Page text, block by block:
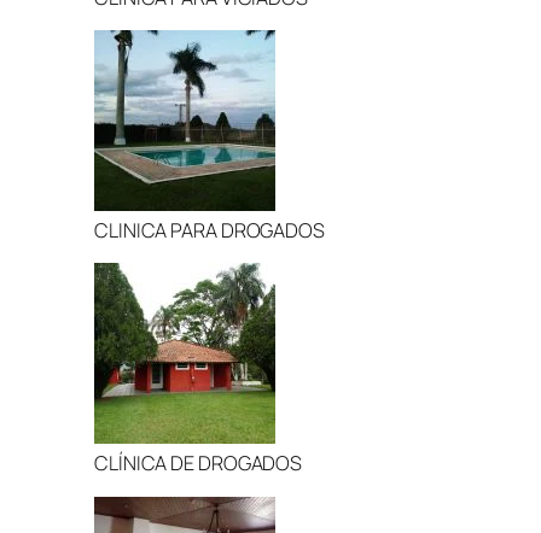
CLINICA PARA DROGADOS
CLÍNICA DE DROGADOS